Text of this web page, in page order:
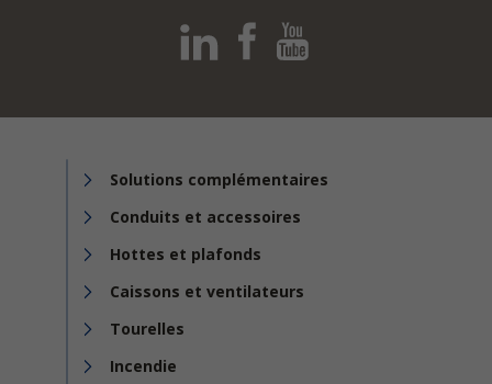
Solutions complémentaires
Conduits et accessoires
Hottes et plafonds
Caissons et ventilateurs
Tourelles
Incendie